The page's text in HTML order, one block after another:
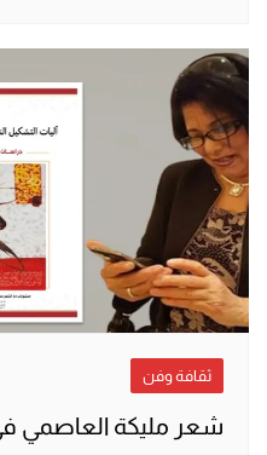
ثقافة وفن
شعر مليكة العاصمي